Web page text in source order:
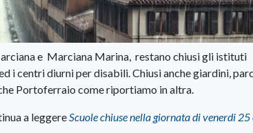
e Marciana Marina, restano chiusi gli istituti
i centri diurni per disabili. Chiusi anche giardini,
Portoferraio come riportiamo in altra.
a leggere Scuole chiuse nella giornata di venerdi